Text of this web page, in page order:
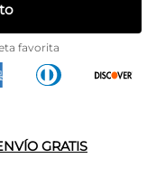
favorita
GRATIS